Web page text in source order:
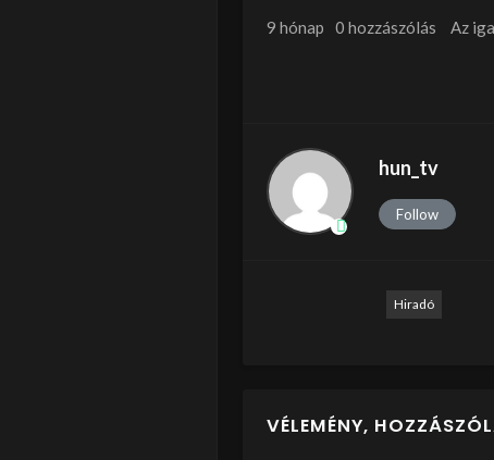
9 hónap 0 hozzászólás Az
hun_tv
Follow
Hiradó
VÉLEMÉNY,